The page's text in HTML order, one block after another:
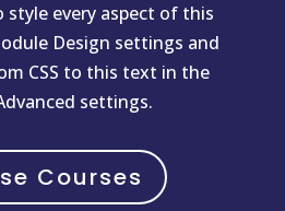
style every aspect of this
Design settings and
CSS to this text in the
settings.
Courses